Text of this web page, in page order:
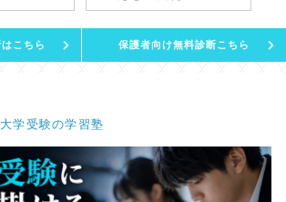
こちら 保護者向け無料診断こちら
大学受験の学習塾